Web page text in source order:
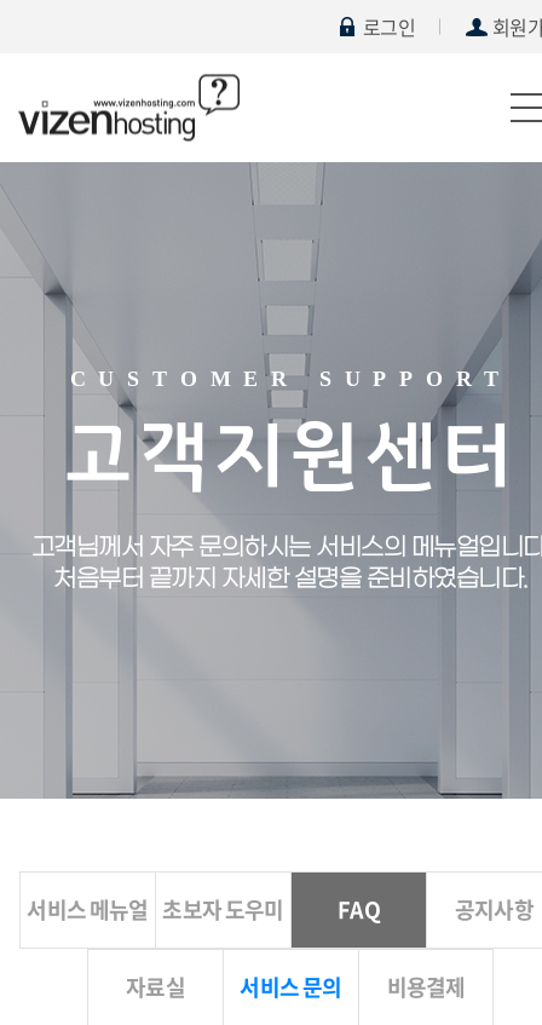
로그인 회원
CUSTOMER SUPPORT
고객지원센터
고객님께서 자주 문의하시는 서비스의 메뉴얼입니
처음부터 끝까지 자세한 설명을 준비하였습니다.
서비스 메뉴얼 초보자 도우미 FAQ 공지사항
자료실 서비스 문의 비용결제